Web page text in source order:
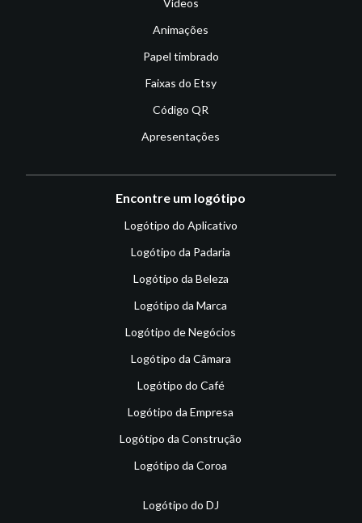
Animações
Papel timbrado
Faixas do Etsy
Código QR
Apresentações
Encontre um logótipo
Logótipo do Aplicativo
Logótipo da Padaria
Logótipo da Beleza
Logótipo da Marca
Logótipo de Negócios
Logótipo da Câmara
Logótipo do Café
Logótipo da Empresa
Logótipo da Construção
Logótipo da Coroa
Logótipo do DJ